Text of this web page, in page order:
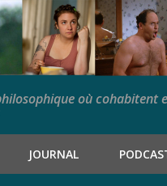
où cohabitent
JOURNAL